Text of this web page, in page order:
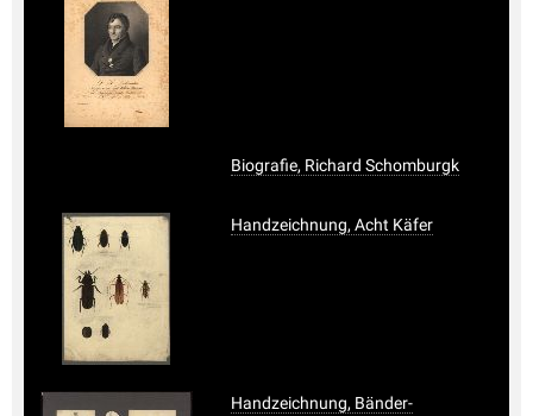
Biografie, Richard Schomburgk
Handzeichnung, Acht Käfer
Handzeichnung, Bänder-